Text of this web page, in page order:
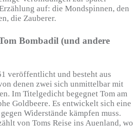
auf: die Mondspinnen, den
die Zauberer.
Bombadil (und andere
veröffentlicht und besteht aus
denen zwei sich unmittelbar mit
Im Titelgedicht begegnet Tom am
Goldbeere. Es entwickelt sich eine
Widerstände kämpfen muss.
von Toms Reise ins Auenland, wo